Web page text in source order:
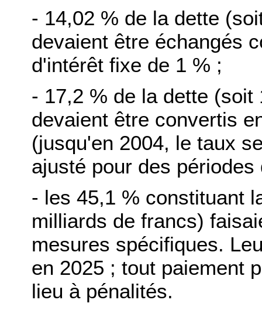
- 14,02 % de la dette
devaient être échangés
d'intérêt fixe de 1 % ;
- 17,2 % de la dette
devaient être convertis
(jusqu'en 2004, le taux
ajusté pour des
- les 45,1 % constituant
milliards de francs)
mesures spécifiques.
en 2025 ; tout paiement
lieu à pénalités.